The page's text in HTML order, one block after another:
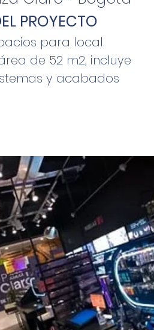
PROYECTO
para local
de 52 m2, incluye
y acabados